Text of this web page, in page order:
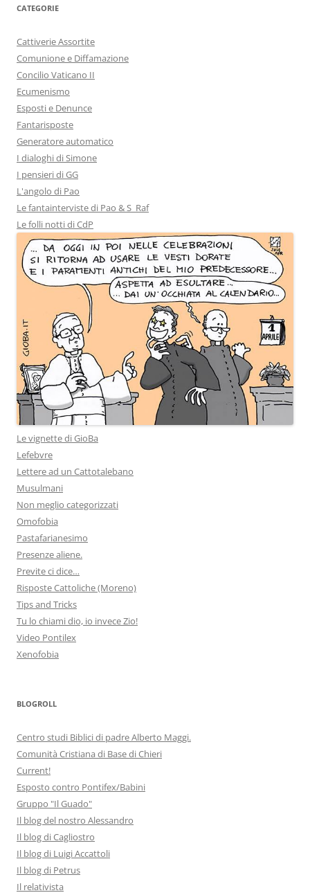
CATEGORIE
Cattiverie Assortite
Comunione e Diffamazione
Concilio Vaticano II
Ecumenismo
Esposti e Denunce
Fantarisposte
Generatore automatico
I dialoghi di Simone
I pensieri di GG
L'angolo di Pao
Le fantainterviste di Pao & S_Raf
Le folli notti di CdP
Le vignette di GioBa
Lefebvre
Lettere ad un Cattotalebano
Musulmani
Non meglio categorizzati
Omofobia
Pastafarianesimo
Presenze aliene.
Previte ci dice…
Risposte Cattoliche (Moreno)
Tips and Tricks
Tu lo chiami dio, io invece Zio!
Video Pontilex
Xenofobia
BLOGROLL
Centro studi Biblici di padre Alberto Maggi.
Comunità Cristiana di Base di Chieri
Current!
Esposto contro Pontifex/Babini
Gruppo "Il Guado"
Il blog del nostro Alessandro
Il blog di Cagliostro
Il blog di Luigi Accattoli
Il blog di Petrus
Il relativista